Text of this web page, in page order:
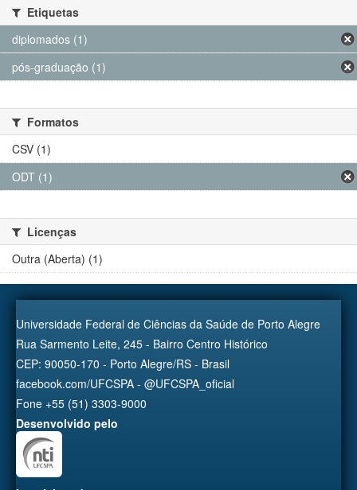
Etiquetas
diplomados (1)
pós-graduação (1)
Formatos
CSV (1)
ODT (1)
Licenças
Outra (Aberta) (1)
Universidade Federal de Ciências da Saúde de Porto Alegre
Rua Sarmento Leite, 245 - Bairro Centro Histórico
CEP: 90050-170 - Porto Alegre/RS - Brasil
facebook.com/UFCSPA - @UFCSPA_oficial
Fone +55 (51) 3303-9000
Desenvolvido pelo